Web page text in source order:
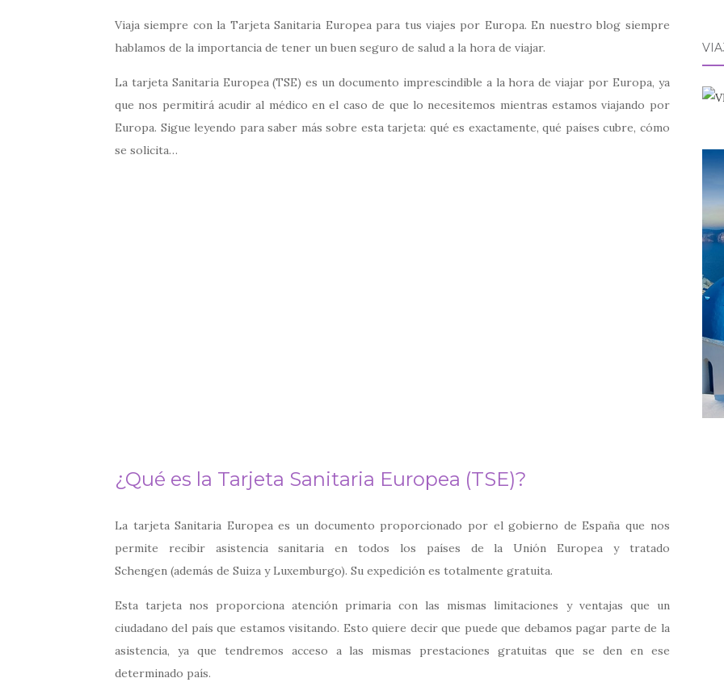
Viaja siempre con la Tarjeta Sanitaria Europea para tus viajes por Europa. En nuestro blog siempre
hablamos de la importancia de tener un buen seguro de salud a la hora de viajar.
La tarjeta Sanitaria Europea (TSE) es un documento imprescindible a la hora de viajar por Europa, ya
que nos permitirá acudir al médico en el caso de que lo necesitemos mientras estamos viajando por
Europa. Sigue leyendo para saber más sobre esta tarjeta: qué es exactamente, qué países cubre, cómo
se solicita…
¿Qué es la Tarjeta Sanitaria Europea (TSE)?
La tarjeta Sanitaria Europea es un documento proporcionado por el gobierno de España que nos
permite recibir asistencia sanitaria en todos los países de la Unión Europea y tratado
Schengen (además de Suiza y Luxemburgo). Su expedición es totalmente gratuita.
Esta tarjeta nos proporciona atención primaria con las mismas limitaciones y ventajas que un
ciudadano del país que estamos visitando. Esto quiere decir que puede que debamos pagar parte de la
asistencia, ya que tendremos acceso a las mismas prestaciones gratuitas que se den en ese
determinado país.